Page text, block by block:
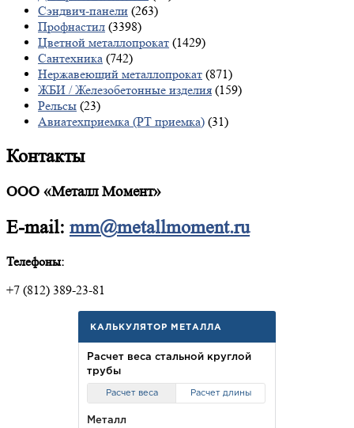
Сэндвич-панели (263)
Профнастил (3398)
Цветной металлопрокат (1429)
Сантехника (742)
Нержавеющий металлопрокат (871)
ЖБИ / Железобетонные изделия (159)
Рельсы (23)
Авиатехприемка (РТ приемка) (31)
Контакты
ООО «Металл Момент»
E-mail: mm@metallmoment.ru
Телефоны:
+7 (812) 389-23-81